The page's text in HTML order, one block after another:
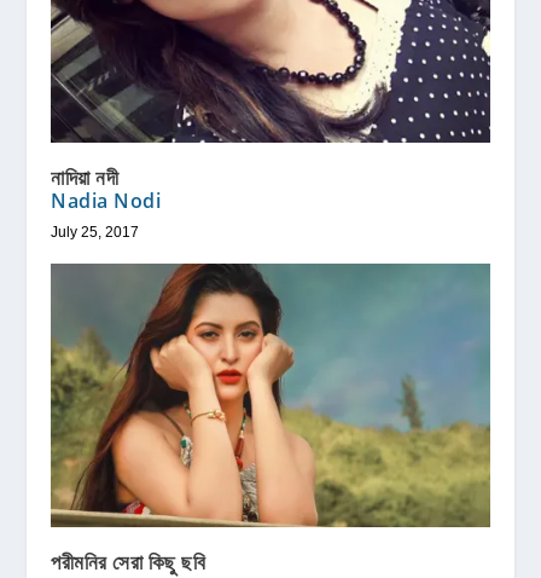
নাদিয়া নদী
Nadia Nodi
July 25, 2017
পরীমনির সেরা কিছু ছবি